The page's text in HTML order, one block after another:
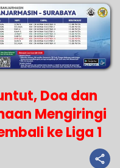
Doa dan
Mengiringi
ke Liga 1